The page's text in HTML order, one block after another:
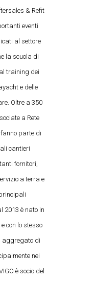
& Refit
eventi
al settore
la scuola di
training dei
e delle
Oltre a 350
a Rete
parte di
cantieri
fornitori,
a terra e
2013 è nato in
con lo stesso
aggregato di
nei
è socio del